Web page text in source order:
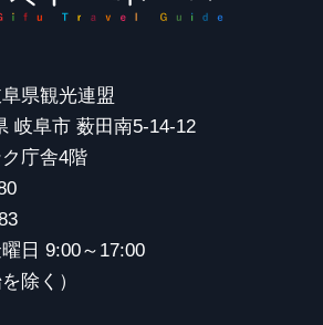
県観光連盟
岐阜市 薮田南5-14-12
庁舎4階
日 9:00～17:00
除く）